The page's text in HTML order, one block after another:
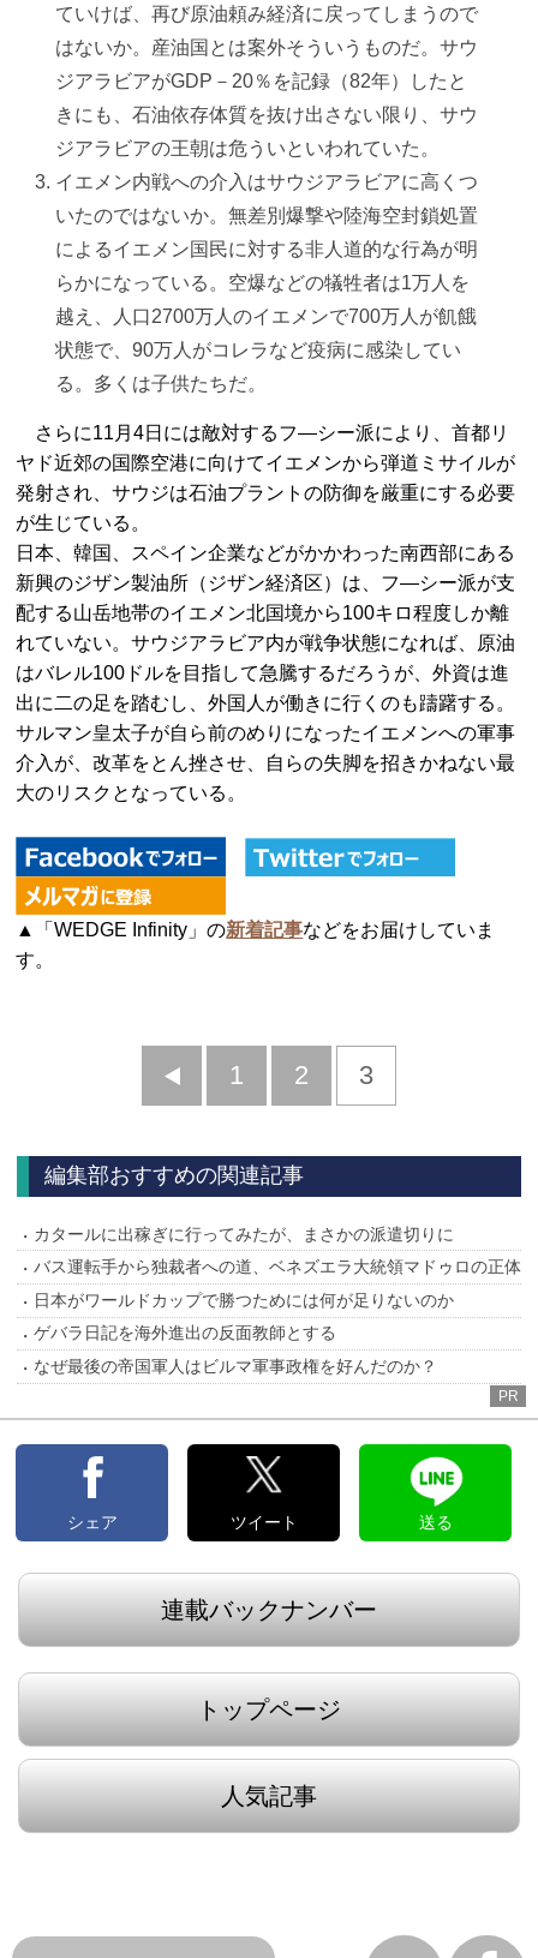
ていけば、再び原油頼み経済に戻ってしまうので
はないか。産油国とは案外そういうものだ。サウ
ジアラビアがGDP－20％を記録（82年）したと
きにも、石油依存体質を抜け出さない限り、サウ
ジアラビアの王朝は危ういといわれていた。
イエメン内戦への介入はサウジアラビアに高くつ
いたのではないか。無差別爆撃や陸海空封鎖処置
によるイエメン国民に対する非人道的な行為が明
らかになっている。空爆などの犠牲者は1万人を
越え、人口2700万人のイエメンで700万人が飢餓
状態で、90万人がコレラなど疫病に感染してい
る。多くは子供たちだ。
さらに11月4日には敵対するフ―シー派により、首都リ
ヤド近郊の国際空港に向けてイエメンから弾道ミサイルが
発射され、サウジは石油プラントの防御を厳重にする必要
が生じている。
日本、韓国、スペイン企業などがかかわった南西部にある
新興のジザン製油所（ジザン経済区）は、フ―シー派が支
配する山岳地帯のイエメン北国境から100キロ程度しか離
れていない。サウジアラビア内が戦争状態になれば、原油
はバレル100ドルを目指して急騰するだろうが、外資は進
出に二の足を踏むし、外国人が働きに行くのも躊躇する。
サルマン皇太子が自ら前のめりになったイエメンへの軍事
介入が、改革をとん挫させ、自らの失脚を招きかねない最
大のリスクとなっている。
▲「WEDGE Infinity」の新着記事などをお届けしていま
す。
前
1 2 3
編集部おすすめの関連記事
カタールに出稼ぎに行ってみたが、まさかの派遣切りに
バス運転手から独裁者への道、ベネズエラ大統領マドゥロの正体
日本がワールドカップで勝つためには何が足りないのか
ゲバラ日記を海外進出の反面教師とする
なぜ最後の帝国軍人はビルマ軍事政権を好んだのか？
PR
シェア ツイート 送る
連載バックナンバー
トップページ
人気記事